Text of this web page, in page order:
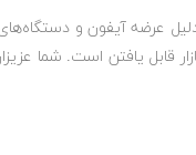
به دلیل عرضه آیفون و
یافتن است. شما